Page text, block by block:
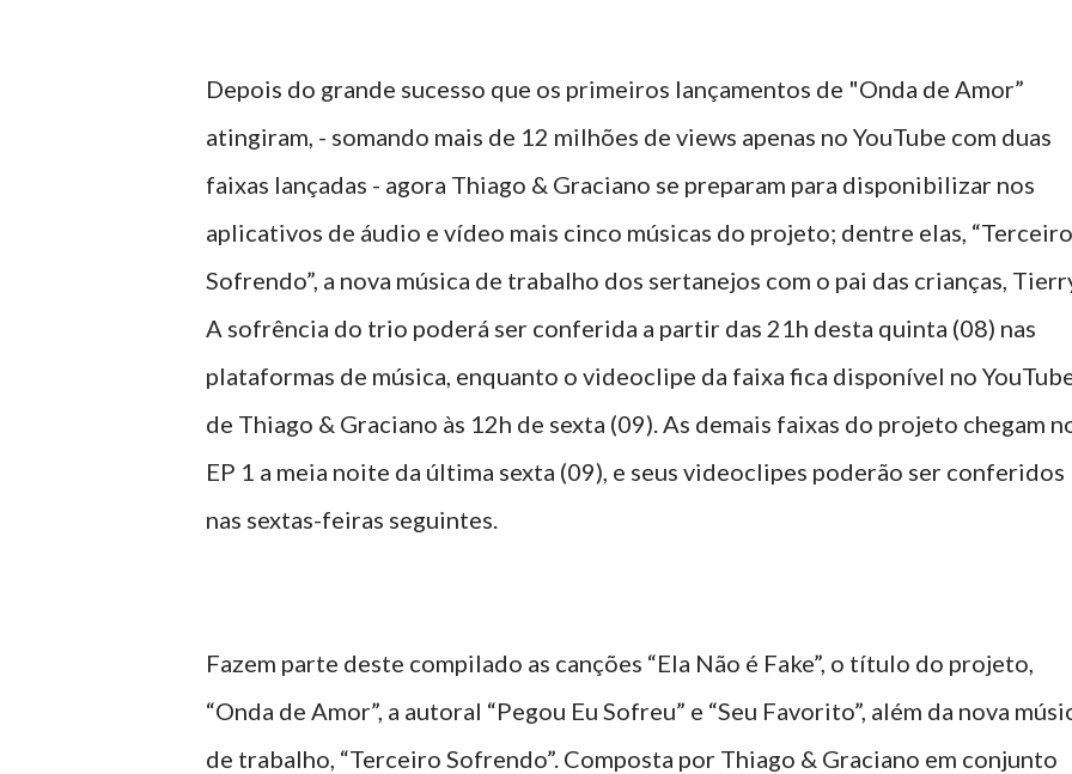
Depois do grande sucesso que os primeiros lançamentos de "Onda de Amor”
atingiram, - somando mais de 12 milhões de views apenas no YouTube com duas
faixas lançadas - agora Thiago & Graciano se preparam para disponibilizar nos
aplicativos de áudio e vídeo mais cinco músicas do projeto; dentre elas, “Terceiro
Sofrendo”, a nova música de trabalho dos sertanejos com o pai das crianças,
A sofrência do trio poderá ser conferida a partir das 21h desta quinta (08) nas
plataformas de música, enquanto o videoclipe da faixa fica disponível no
de Thiago & Graciano às 12h de sexta (09). As demais faixas do projeto chegam
EP 1 a meia noite da última sexta (09), e seus videoclipes poderão ser conferidos
nas sextas-feiras seguintes.
Fazem parte deste compilado as canções “Ela Não é Fake”, o título do projeto,
“Onda de Amor”, a autoral “Pegou Eu Sofreu” e “Seu Favorito”, além da nova
de trabalho, “Terceiro Sofrendo”. Composta por Thiago & Graciano em conjunto